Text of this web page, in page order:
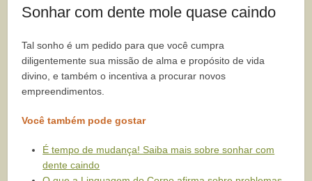
Sonhar com dente mole quase caindo
Tal sonho é um pedido para que você cumpra
diligentemente sua missão de alma e propósito de vida
divino, e também o incentiva a procurar novos
empreendimentos.
Você também pode gostar
É tempo de mudança! Saiba mais sobre sonhar com
dente caindo